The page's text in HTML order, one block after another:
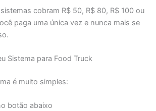
cobram R$ 50, R$ 80, R$ 100 ou
paga uma única vez e nunca mais se
Sistema para Food Truck
é muito simples:
botão abaixo